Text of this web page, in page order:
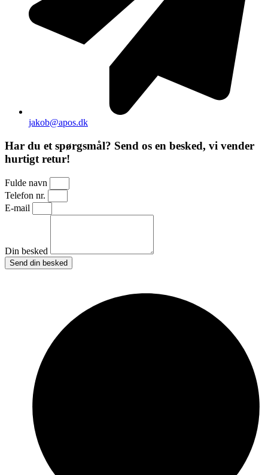
jakob@apos.dk
Har du et spørgsmål? Send os en besked, vi vender
hurtigt retur!
Fulde navn
Telefon nr.
E-mail
Din besked
Send din besked